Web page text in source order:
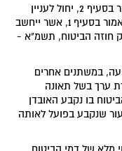
3. לא הודיע המבטח על שיעור הסטייה כאמור בסעיף 2, יחול לעניין
חישוב תגמולי הביטוח ערך הרכב במחירון, כאמור בסעיף 1, אשר ייחשב
בסעיף 56(א) לחוק חוזה הביטוח, תשמ"א -
במשתנים אחרים
ערך בשל תאונה
בו נקבע האובדן
שנקבע בפועל לאותה